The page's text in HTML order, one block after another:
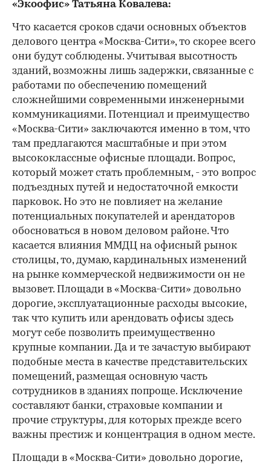
«Экоофис» Татьяна Ковалева:
Что касается сроков сдачи основных объектов
делового центра «Москва-Сити», то скорее всего
они будут соблюдены. Учитывая высотность
зданий, возможны лишь задержки, связанные с
работами по обеспечению помещений
сложнейшими современными инженерными
коммуникациями. Потенциал и преимущество
«Москва-Сити» заключаются именно в том, что
там предлагаются масштабные и при этом
высококлассные офисные площади. Вопрос,
который может стать проблемным, - это вопрос
подъездных путей и недостаточной емкости
парковок. Но это не повлияет на желание
потенциальных покупателей и арендаторов
обосноваться в новом деловом районе. Что
касается влияния ММДЦ на офисный рынок
столицы, то, думаю, кардинальных изменений
на рынке коммерческой недвижимости он не
вызовет. Площади в «Москва-Сити» довольно
дорогие, эксплуатационные расходы высокие,
так что купить или арендовать офисы здесь
могут себе позволить преимущественно
крупные компании. Да и те зачастую выбирают
подобные места в качестве представительских
помещений, размещая основную часть
сотрудников в зданиях попроще. Исключение
составляют банки, страховые компании и
прочие структуры, для которых прежде всего
важны престиж и концентрация в одном месте.
Площади в «Москва-Сити» довольно дорогие,